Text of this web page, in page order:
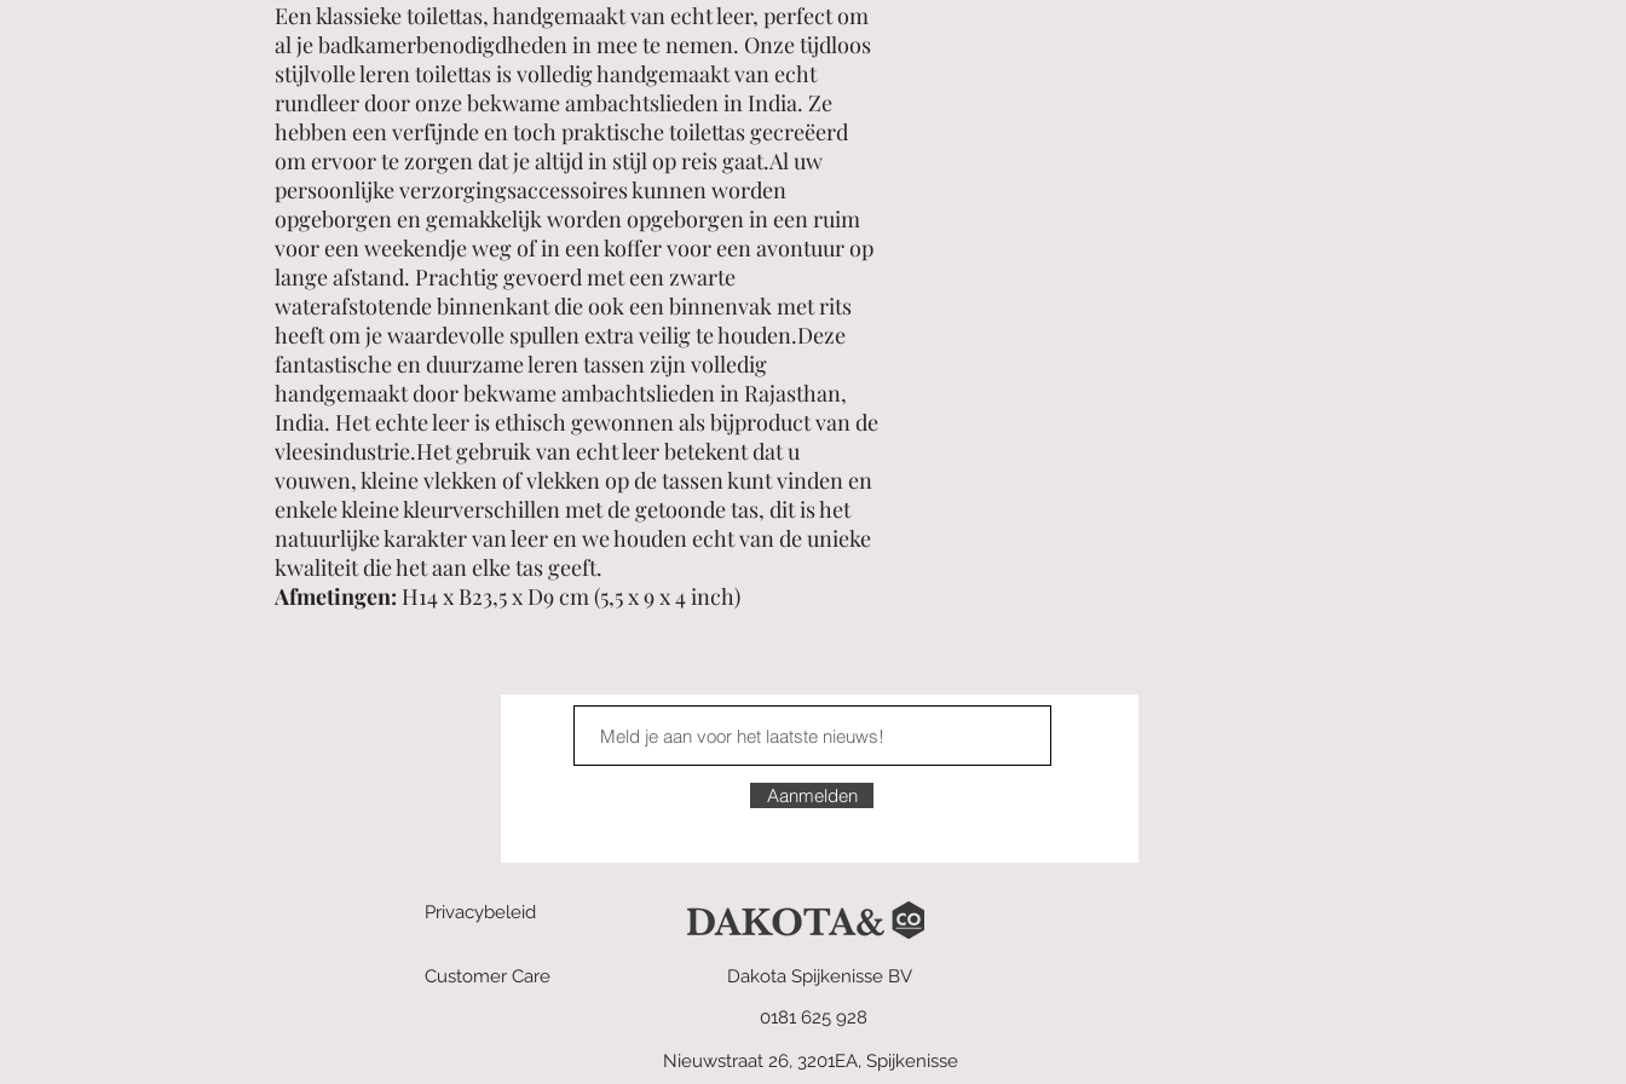
Een klassieke toilettas, handgemaakt van echt leer, perfect om
al je badkamerbenodigdheden in mee te nemen. Onze tijdloos
stijlvolle leren toilettas is volledig handgemaakt van echt
rundleer door onze bekwame ambachtslieden in India. Ze
hebben een verfijnde en toch praktische toilettas gecreëerd
om ervoor te zorgen dat je altijd in stijl op reis gaat.Al uw
persoonlijke verzorgingsaccessoires kunnen worden
opgeborgen en gemakkelijk worden opgeborgen in een ruim
voor een weekendje weg of in een koffer voor een avontuur op
lange afstand. Prachtig gevoerd met een zwarte
waterafstotende binnenkant die ook een binnenvak met rits
heeft om je waardevolle spullen extra veilig te houden.Deze
fantastische en duurzame leren tassen zijn volledig
handgemaakt door bekwame ambachtslieden in Rajasthan,
India. Het echte leer is ethisch gewonnen als bijproduct van de
vleesindustrie.Het gebruik van echt leer betekent dat u
vouwen, kleine vlekken of vlekken op de tassen kunt vinden en
enkele kleine kleurverschillen met de getoonde tas, dit is het
natuurlijke karakter van leer en we houden echt van de unieke
kwaliteit die het aan elke tas geeft.
Afmetingen: H14 x B23,5 x D9 cm (5,5 x 9 x 4 inch)
Aanmelden
Privacybeleid
Customer Care
Dakota Spijkenisse BV
0181 625 928
Nieuwstraat 26, 3201EA, Spijkenisse